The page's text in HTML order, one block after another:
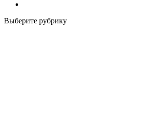
Выберите рубрику